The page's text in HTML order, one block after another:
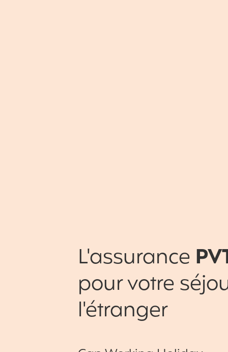
L'assurance
pour votre
l'étranger